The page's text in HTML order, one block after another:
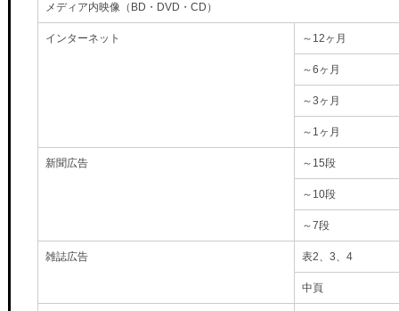
メディア内映像（BD・DVD・CD）
インターネット ～12ヶ月
～6ヶ月
～3ヶ月
～1ヶ月
新聞広告 ～15段
～10段
～7段
雑誌広告 表2、3、4
中頁